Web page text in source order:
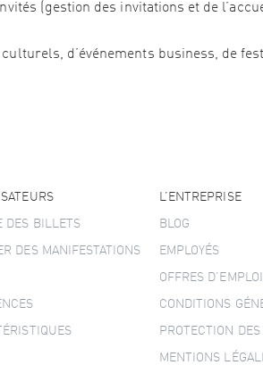
(gestion des invitations et de
d’événements business, de
DES BILLETS
DES MANIFESTATIONS
L’ENTREPRISE
BLOG
EMPLOYÉS
OFFRES D’EMPLOI
CONDITIONS
PROTECTION
MENTIONS